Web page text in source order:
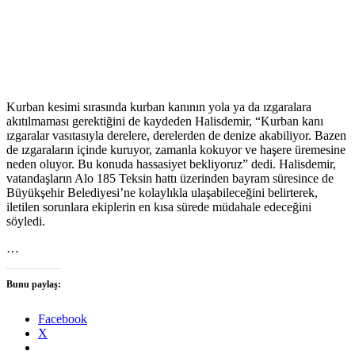
Kurban kesimi sırasında kurban kanının yola ya da ızgaralara
akıtılmaması gerektiğini de kaydeden Halisdemir, “Kurban kanı
ızgaralar vasıtasıyla derelere, derelerden de denize akabiliyor. Bazen
de ızgaraların içinde kuruyor, zamanla kokuyor ve haşere üremesine
neden oluyor. Bu konuda hassasiyet bekliyoruz” dedi. Halisdemir,
vatandaşların Alo 185 Teksin hattı üzerinden bayram süresince de
Büyükşehir Belediyesi’ne kolaylıkla ulaşabileceğini belirterek,
iletilen sorunlara ekiplerin en kısa sürede müdahale edeceğini
söyledi.
…
Bunu paylaş:
Facebook
X